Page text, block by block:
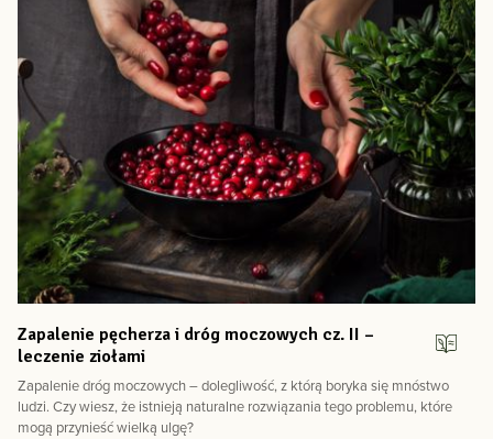
Zapalenie pęcherza i dróg moczowych cz. II –
leczenie ziołami
Zapalenie dróg moczowych – dolegliwość, z którą boryka się mnóstwo
ludzi. Czy wiesz, że istnieją naturalne rozwiązania tego problemu, które
mogą przynieść wielką ulgę?